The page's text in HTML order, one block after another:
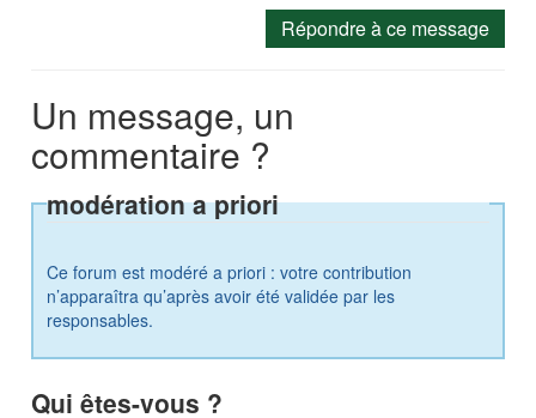
Répondre à ce message
Un message, un
commentaire ?
modération a priori
Ce forum est modéré a priori : votre contribution
n’apparaîtra qu’après avoir été validée par les
responsables.
Qui êtes-vous ?